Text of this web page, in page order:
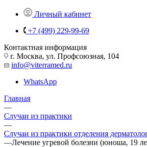
Личный кабинет
+7 (499) 229-99-69
Контактная информация
г. Москва, ул. Профсоюзная, 104
info@viterramed.ru
WhatsApp
Главная
—
Случаи из практики
—
Случаи из практики отделения
—Лечение угревой болезни (юноша, 19